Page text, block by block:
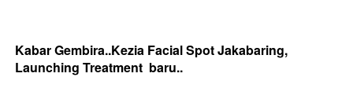
Kabar Gembira..Kezia Facial Spot Jakabaring,
Launching Treatment  baru..